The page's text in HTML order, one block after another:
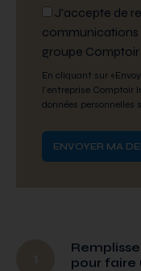
J'accepte de
groupe
En cliquant sur
l'entreprise Comptoir
données personnelles
pour faire